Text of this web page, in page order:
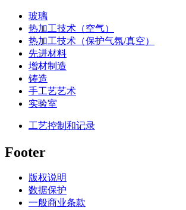
玻璃
热加工技术（空气）
热加工技术（保护气氛/真空）
先进材料
增材制造
铸造
手工艺艺术
实验室
工艺控制和记录
Footer
版权说明
数据保护
一般商业条款